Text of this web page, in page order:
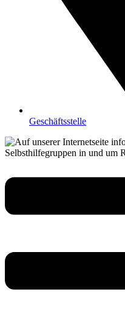
Geschäftsstelle